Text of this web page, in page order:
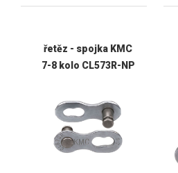
řetěz - spojka KMC
7-8 kolo CL573R-NP